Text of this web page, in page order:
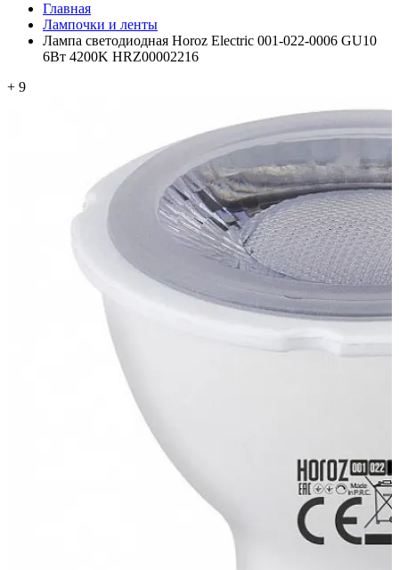
Главная
Лампочки и ленты
Лампа светодиодная Horoz Electric 001-022-0006 GU10
6Вт 4200K HRZ00002216
+ 9